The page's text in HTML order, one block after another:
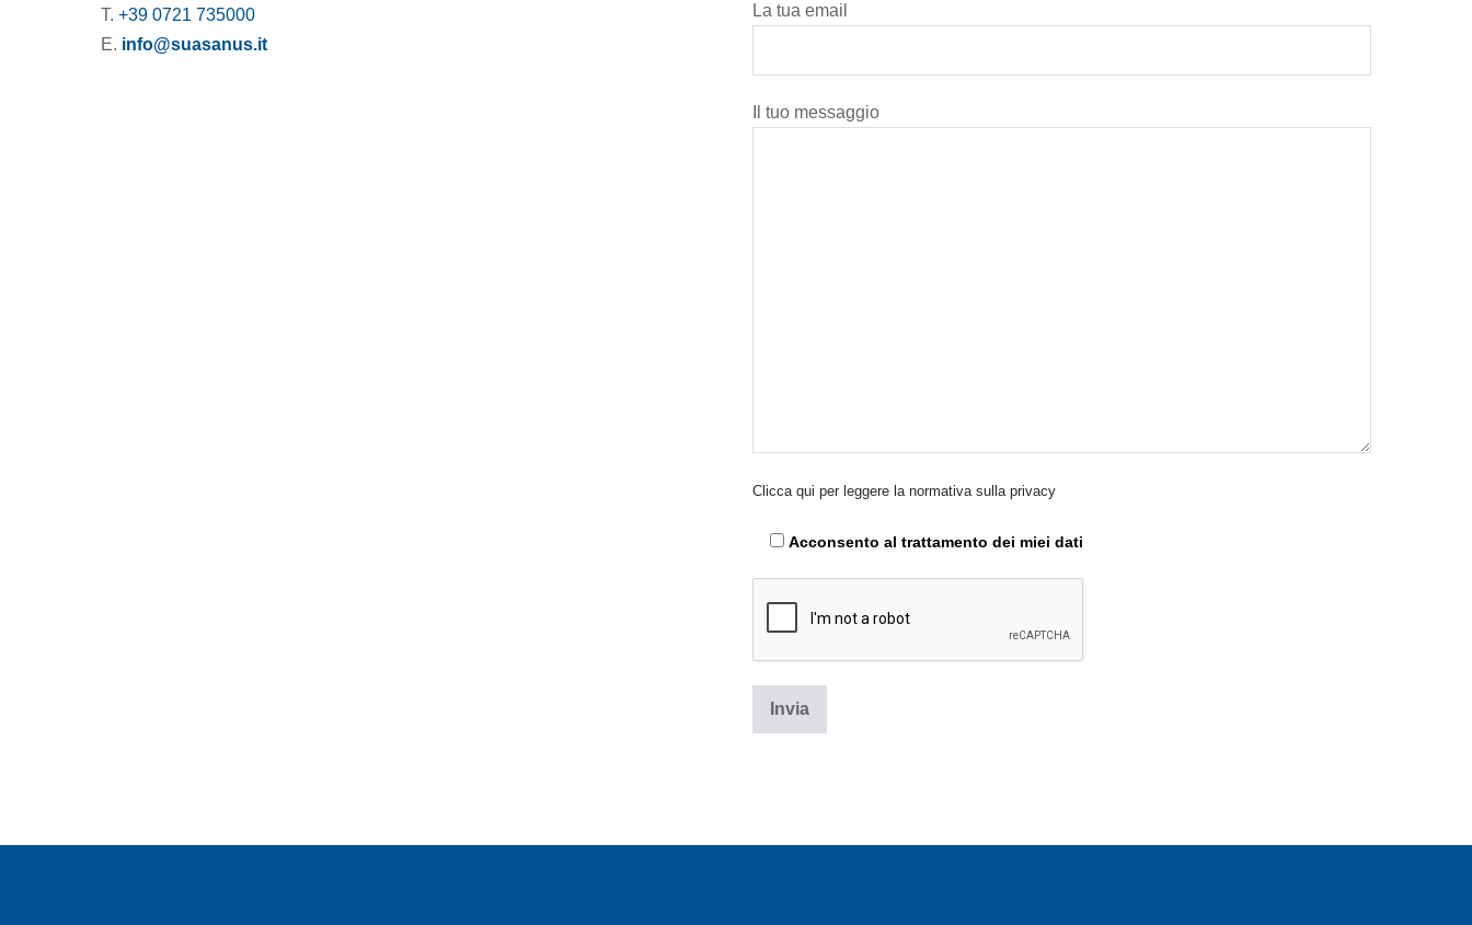
T. +39 0721 735000
E. info@suasanus.it
La tua email
Il tuo messaggio
Clicca qui per leggere la normativa sulla privacy
Acconsento al trattamento dei miei dati